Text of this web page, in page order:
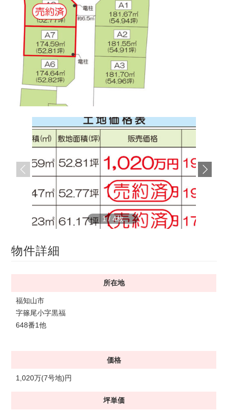
社
谷
英
建
築
へ
1/ 4
物件詳細
所在地
福知山市
字篠尾小字黒福
648番1他
価格
1,020万(7号地)円
坪単価